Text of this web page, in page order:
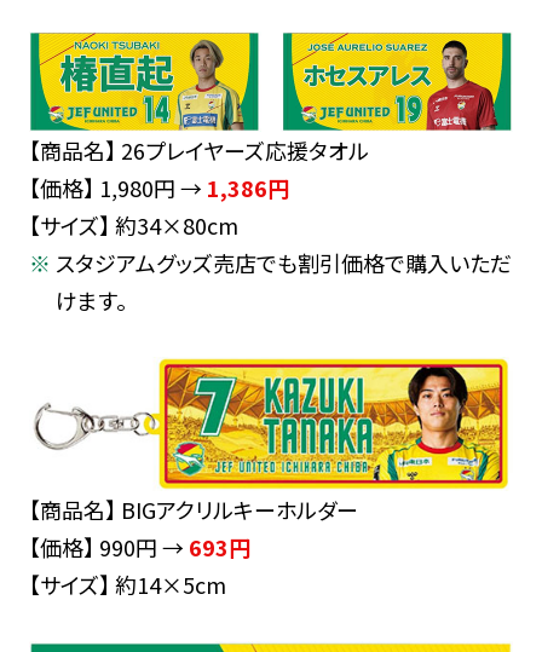
【商品名】 26プレイヤーズ応援タオル
【価格】 1,980円 → 1,386円
【サイズ】 約34×80cm
スタジアムグッズ売店でも割引価格で購入いただ
けます。
【商品名】 BIGアクリルキーホルダー
【価格】 990円 → 693円
【サイズ】 約14×5cm